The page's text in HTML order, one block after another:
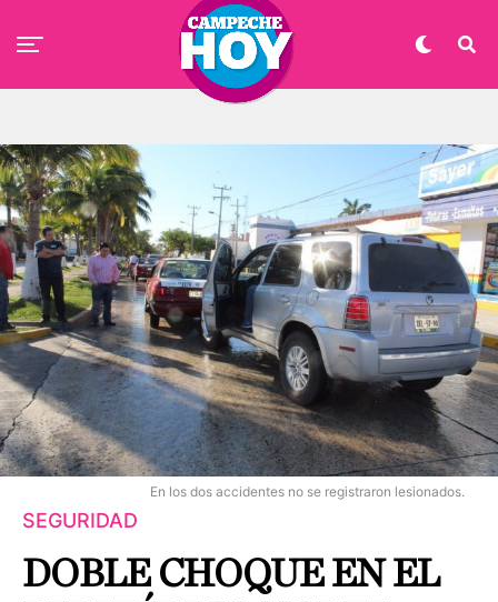
En los dos accidentes no se registraron lesionados.
SEGURIDAD
DOBLE CHOQUE EN EL